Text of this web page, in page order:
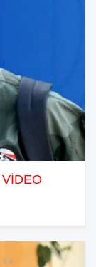
VİDEO